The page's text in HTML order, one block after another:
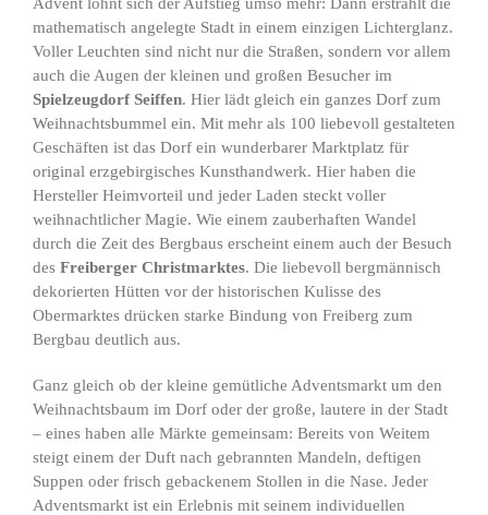
mathematisch angelegte Stadt in einem einzigen Lichterglanz.
Voller Leuchten sind nicht nur die Straßen, sondern vor allem
auch die Augen der kleinen und großen Besucher im
Spielzeugdorf Seiffen. Hier lädt gleich ein ganzes Dorf zum
Weihnachtsbummel ein. Mit mehr als 100 liebevoll gestalteten
Geschäften ist das Dorf ein wunderbarer Marktplatz für
original erzgebirgisches Kunsthandwerk. Hier haben die
Hersteller Heimvorteil und jeder Laden steckt voller
weihnachtlicher Magie. Wie einem zauberhaften Wandel
durch die Zeit des Bergbaus erscheint einem auch der Besuch
des Freiberger Christmarktes. Die liebevoll bergmännisch
dekorierten Hütten vor der historischen Kulisse des
Obermarktes drücken starke Bindung von Freiberg zum
Bergbau deutlich aus.
Ganz gleich ob der kleine gemütliche Adventsmarkt um den
Weihnachtsbaum im Dorf oder der große, lautere in der Stadt
– eines haben alle Märkte gemeinsam: Bereits von Weitem
steigt einem der Duft nach gebrannten Mandeln, deftigen
Suppen oder frisch gebackenem Stollen in die Nase. Jeder
Adventsmarkt ist ein Erlebnis mit seinem individuellen